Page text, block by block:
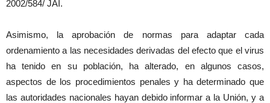
2002/584/ JAI.
Asimismo, la aprobación de normas para adaptar cada
ordenamiento a las necesidades derivadas del efecto que el virus
ha tenido en su población, ha alterado, en algunos casos,
aspectos de los procedimientos penales y ha determinado que
las autoridades nacionales hayan debido informar a la Unión, y a